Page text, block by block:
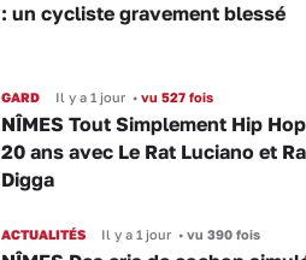
: un cycliste gravement blessé
GARD Il y a 1 jour •vu 527 fois
NÎMES Tout Simplement Hip
20 ans avec Le Rat Luciano et
Digga
ACTUALITÉS Il y a 1 jour •vu 390 fois